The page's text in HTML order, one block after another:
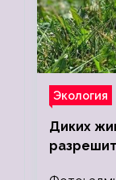
Экология
Диких